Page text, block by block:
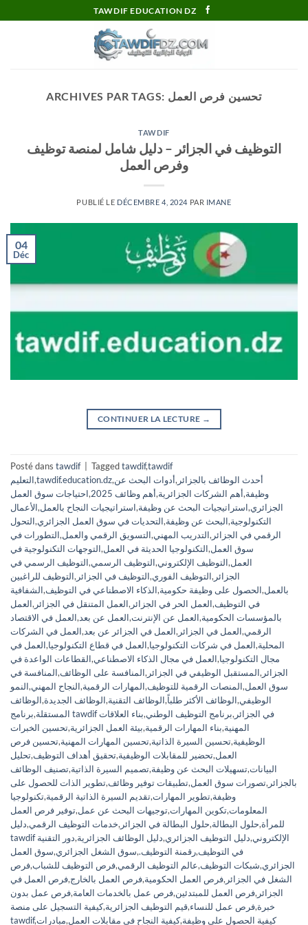
au
TAWDIF EDUCATION DZ
ARCHIVES PAR TAGS: تحسين فرص العمل
TAWDIF
التوظيف في الجزائر – دليل شامل لمنصة توظيف
وفرص العمل
PUBLIÉ LE DÉCEMBRE 4, 2024 PAR IMANE
04
Déc
CONTINUER LA LECTURE →
Posté dans tawdif Taggedtawdif,tawdif
التعليم,tawdif.education.dz, أحدث الوظائف بالجزائر ,أدوات البحث عن
وظيفة,أهم الشركات الجزائرية,أهم وظائف 2025 ,احتياجات سوق العمل
الجزائري,استراتيجيات البحث عن وظيفة,استراتيجيات النجاح بالعمل,الأعمال
التكنولوجية,البحث عن وظيفة,التحديات في سوق العمل الجزائري,التحول
الرقمي في الجزائر ,التدريب المهني,التسويق الرقمي والعمل,التطورات في
سوق العمل,التكنولوجيا الحديثة في العمل,التوجهات التكنولوجية في
العمل,التوظيف الإلكتروني,التوظيف الرسمي,التوظيف الرسمي في
الجزائر ,التوظيف الفوري,التوظيف في الجزائر ,التوظيف للراغبين
بالعمل,الحصول على وظيفة حكومية,الذكاء الاصطناعي في التوظيف,الشفافية
في التوظيف,العمل الحر في الجزائر ,العمل المتنقل في الجزائر ,العمل
بالمؤسسات الحكومية,العمل عن الإنترنت,العمل عن بعد,العمل في الاقتصاد
الرقمي,العمل في الجزائر ,العمل في الجزائر عن بعد,العمل في الشركات
المحلية,العمل في شركات التكنولوجيا,العمل في قطاع التكنولوجيا,العمل في
مجال التكنولوجيا,العمل في مجال الذكاء الاصطناعي,القطاعات الواعدة في
الجزائر ,المستقبل الوظيفي في الجزائر ,المنافسة على الوظائف,المنافسة في
سوق العمل,المنصات الرقمية للتوظيف,المهارات الرقمية,النجاح المهني,النمو
الوظيفي,الوظائف الأكثر طلباً,الوظائف التقنية,الوظائف الجديدة,الوظائف
المستقلة, برنامج tawdif في الجزائر ,برنامج التوظيف الوطني,بناء العلاقات
المهنية,بناء المهارات الرقمية,بيئة العمل الجزائرية,تحسين الخبرات
الوظيفية,تحسين السيرة الذاتية,تحسين المهارات المهنية,تحسين فرص
العمل,تحضير للمقابلات الوظيفية,تحقيق أهداف التوظيف,تحليل
البيانات,تسهيلات البحث عن وظيفة,تصميم السيرة الذاتية,تصنيف الوظائف
بالجزائر ,تصورات سوق العمل,تطبيقات توفير وظائف,تطوير الذات للحصول على
وظيفة,تطوير المهارات,تقديم السيرة الذاتية الرقمية,تكنولوجيا
المعلومات,تكوين المهارات,توجيهات البحث عن عمل,توفير فرص العمل
للمرأة,حلول البطالة,حلول البطالة في الجزائر ,خدمات التوظيف الرقمي,دليل
tawdif الإلكتروني,دليل التوظيف الجزائري,دليل الوظائف الجزائرية,دور التقنية
في التوظيف,رقمنة التوظيف.,سوق الشغل الجزائري,سوق العمل
الجزائري,شبكات التوظيف,عالم التوظيف الرقمي,فرص التوظيف للشباب,فرص
الشغل في الجزائر ,فرص العمل الحكومية,فرص العمل بالخارج,فرص العمل في
الجزائر ,فرص العمل للمبتدئين,فرص عمل بالخدمات العامة,فرص عمل بدون
خبرة,فرص عمل للنساء,قيم التوظيف الجزائرية,كيفية التسجيل على منصة
tawdif, كيفية الحصول على وظيفة,كيفية النجاح في مقابلات العمل,مبادرات